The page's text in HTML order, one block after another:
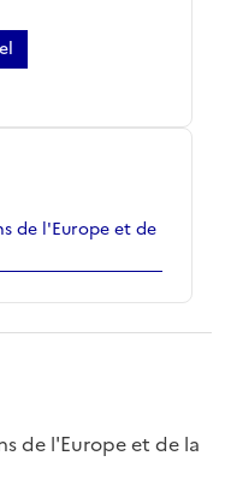
de l'Europe et de
de l'Europe et de la